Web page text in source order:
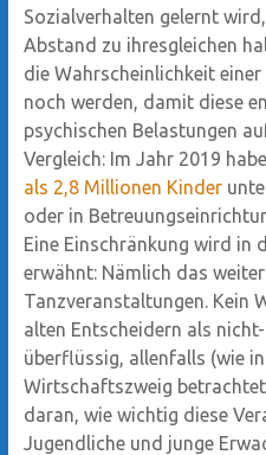
Sozialverhalten gelernt
Abstand zu ihresgleichen
die Wahrscheinlichkeit
noch werden, damit diese
psychischen Belastungen
Vergleich: Im Jahr 2019
als 2,8 Millionen Kinder
oder in
Eine Einschränkung wird in
erwähnt: Nämlich das
Tanzveranstaltungen. Kein
alten Entscheidern als
überflüssig, allenfalls (wie
Wirtschaftszweig
daran, wie wichtig diese
Jugendliche und junge